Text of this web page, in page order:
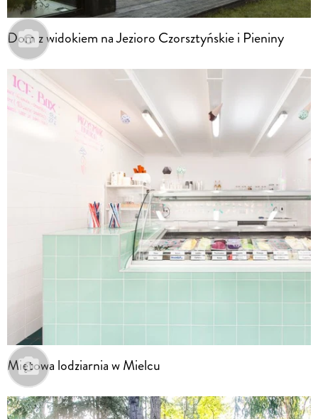
Dom z widokiem na Jezioro Czorsztyńskie i Pieniny
Miętowa lodziarnia w Mielcu